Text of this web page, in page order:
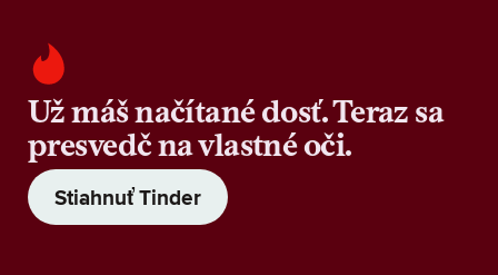
Už máš načítané dosť. Teraz sa
presvedč na vlastné oči.
Stiahnuť Tinder